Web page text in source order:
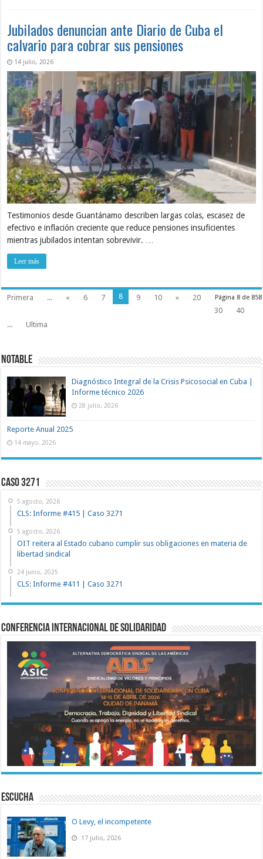
Jubilados denuncian ante Diario de Cuba el
calvario para cobrar sus pensiones
14 julio, 2026
Testimonios desde Guantánamo describen largas colas, escasez de
efectivo e inflación creciente que reduce pensiones insuficientes
mientras jubilados intentan sobrevivir. …
Leer más
Página 8 de 858
Primera ... « 6 7 8 9 10 »
20
30
40
...
Ultima
NOTABLE
Diagnóstico Integral de la Crisis Psicosocial en Cuba |
Informe técnico 2026
28 julio, 2026
Reporte Anual 2025
14 mayo, 2026
Caso 3271
5 agosto, 2026
CLS: Informe #415 | Caso 3271
5 agosto, 2026
OIT reitera al Estado cubano cumplir sus obligaciones en materia de
libertad sindical
24 junio, 2025
CLS: Informe #411 | Caso 3271
Conferencia Internacional de Solidaridad
ESCUCHA
O Levy, el incompetente
17 julio, 2026